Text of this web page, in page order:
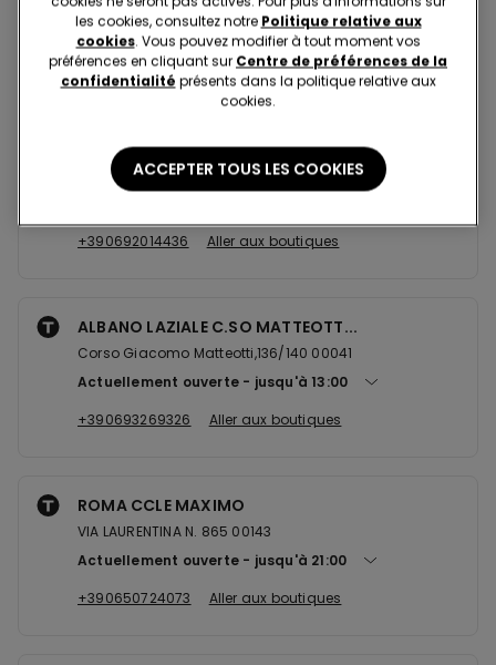
Boutiques proches de chez
vous
APRILIA CCLE APRILIA 2
Via della Riserva Nuova snc 04011
+390692014436
Aller aux boutiques
ALBANO LAZIALE C.SO MATTEOTT...
Corso Giacomo Matteotti,136/140 00041
Actuellement ouverte
jusqu'à 13:00
+390693269326
Aller aux boutiques
ROMA CCLE MAXIMO
VIA LAURENTINA N. 865 00143
Actuellement ouverte
jusqu'à 21:00
+390650724073
Aller aux boutiques
les cookies, consultez notre Politique relative aux
cookies. Vous pouvez modifier à tout moment vos
préférences en cliquant sur Centre de préférences de la
confidentialité présents dans la politique relative aux
cookies.
ACCEPTER TOUS LES COOKIES